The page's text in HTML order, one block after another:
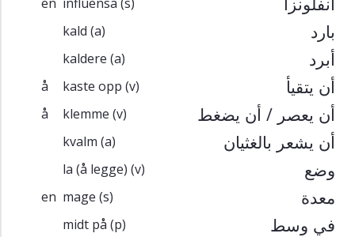
kald (a) بارد
kaldere (a) أبرد
å kaste opp (v) أن يتقيأ
å klemme (v) أن يعصر / أن يضغط
kvalm (a) أن يشعر بالغثيان
la (å legge) (v) وضع
en mage (s) معدة
midt på (p) في وسط